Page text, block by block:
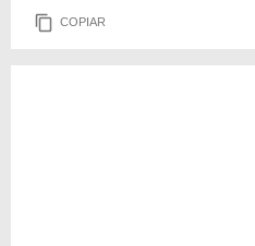
COPIAR